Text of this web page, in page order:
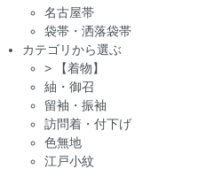
名古屋帯
袋帯・洒落袋帯
カテゴリから選ぶ
>
【着物】
紬・御召
留袖・振袖
訪問着・付下げ
色無地
江戸小紋